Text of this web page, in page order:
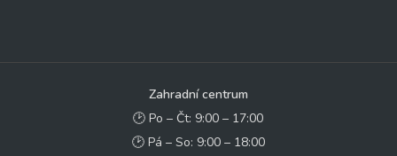
Zahradní centrum
🕑 Po – Čt: 9:00 – 17:00
🕑 Pá – So: 9:00 – 18:00